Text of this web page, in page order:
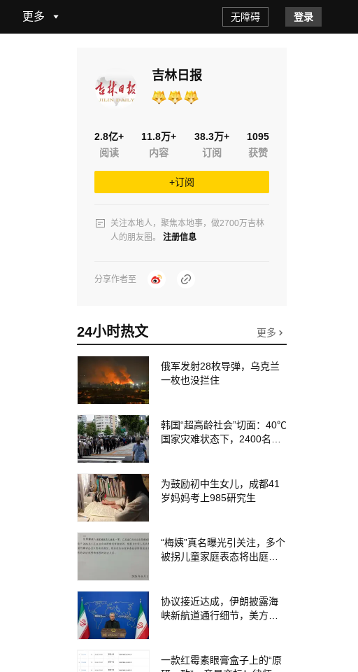
更多 登录
无障碍
吉林日报
2.8亿+
阅读
11.8万+
内容
38.3万+
订阅
1095
获赞
+订阅
关注本地人，聚焦本地事，做2700万吉林
人的朋友圈。
注册信息
分享作者至
24小时热文 更多
俄军发射28枚导弹，乌克兰
一枚也没拦住
韩国“超高龄社会”切面：40℃
国家灾难状态下，2400名首
为鼓励初中生女儿，成都41
岁妈妈考上985研究生
“梅姨”真名曝光引关注，多个
被拐儿童家庭表态将出庭作
协议接近达成，伊朗披露海
峡新航道通行细节，美方再
一款红霉素眼膏盒子上的“原